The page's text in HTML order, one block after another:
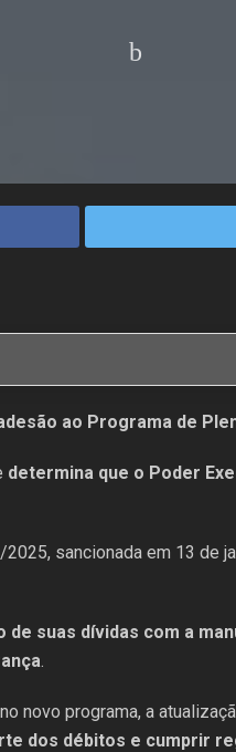
ao Programa de
determina que o Poder
sancionada em 13 de
suas dívidas com a
.
novo programa, a
dos débitos e cumprir